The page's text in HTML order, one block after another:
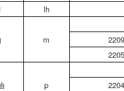
lh
m
2209
2205
p
2204